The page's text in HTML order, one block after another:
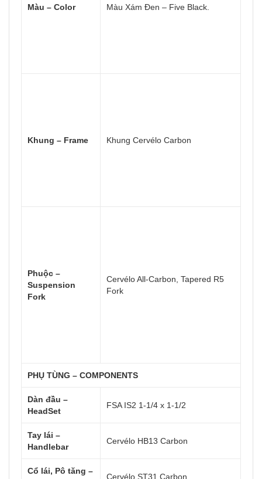
Màu – Color Màu Xám Đen – Five Black.
Khung – Frame Khung Cervélo Carbon
Phuộc –
Suspension
Fork
Cervélo All-Carbon, Tapered R5
Fork
PHỤ TÙNG – COMPONENTS
Dàn đầu –
HeadSet
FSA IS2 1-1/4 x 1-1/2
Tay lái –
Handlebar
Cervélo HB13 Carbon
Cổ lái, Pô tăng –
Cervélo ST31 Carbon